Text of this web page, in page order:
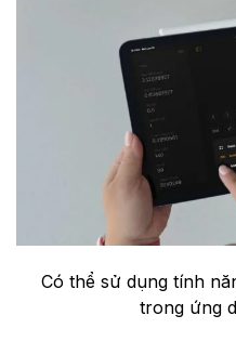
Có thể sử dụng tính
trong ứng